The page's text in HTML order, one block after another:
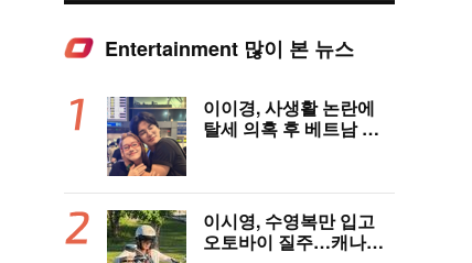
Entertainment 많이 본 뉴스
이이경, 사생활 논란에
탈세 의혹 후 베트남 女
이시영, 수영복만 입고
오토바이 질주…캐나다